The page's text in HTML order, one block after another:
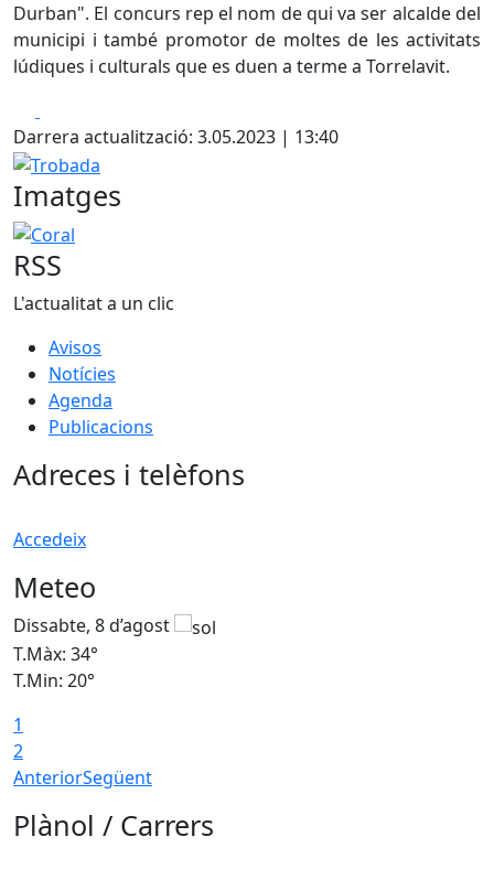
Durban". El concurs rep el nom de qui va ser alcalde del
municipi i també promotor de moltes de les activitats
lúdiques i culturals que es duen a terme a Torrelavit.
Darrera actualització: 3.05.2023 | 13:40
Trobada
Imatges
Coral
RSS
L'actualitat a un clic
Avisos
Notícies
Agenda
Publicacions
Adreces i telèfons
Accedeix
Meteo
Dissabte, 8 d’agost
T.Màx: 34°
T.Min: 20°
1
2
AnteriorSegüent
Plànol / Carrers